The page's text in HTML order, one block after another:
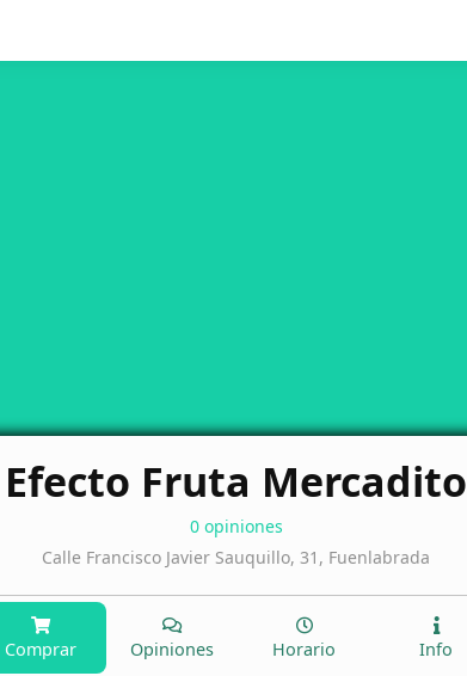
Efecto Fruta Mercadito
0 opiniones
Calle Francisco Javier Sauquillo, 31, Fuenlabrada
Comprar Opiniones Horario Info